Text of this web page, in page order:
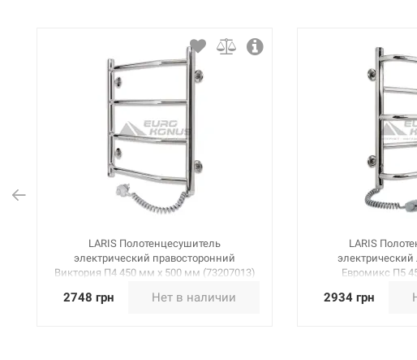
LARIS Полотенцесушитель
электрический правосторонний
Виктория П4 450 мм х 500 мм (73207013)
2748 грн Нет в наличии
LARIS
Евромикс П5
2934 грн